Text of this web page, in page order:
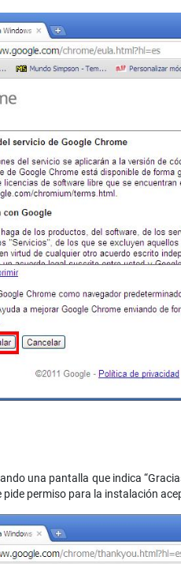
una pantalla que indica
permiso para la instalación